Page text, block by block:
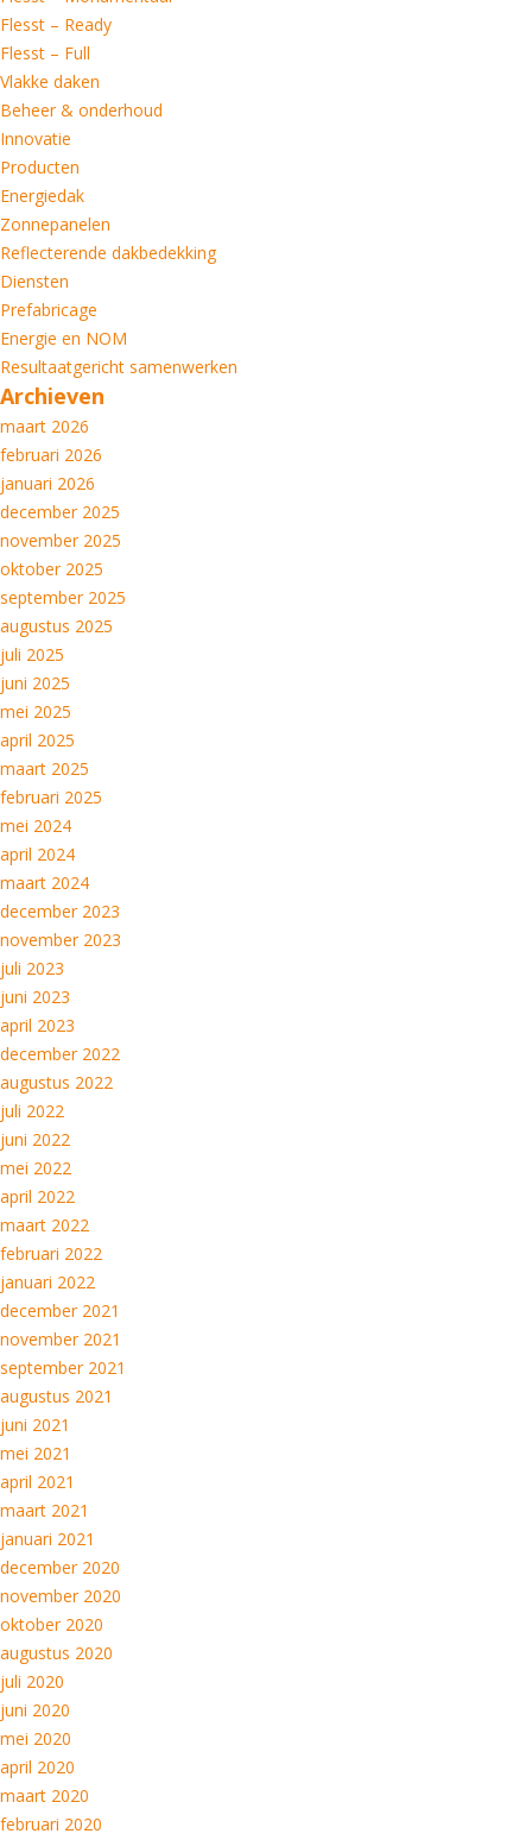
Flesst – Ready
Flesst – Full
Vlakke daken
Beheer & onderhoud
Innovatie
Producten
Energiedak
Zonnepanelen
Reflecterende dakbedekking
Diensten
Prefabricage
Energie en NOM
Resultaatgericht samenwerken
Archieven
maart 2026
februari 2026
januari 2026
december 2025
november 2025
oktober 2025
september 2025
augustus 2025
juli 2025
juni 2025
mei 2025
april 2025
maart 2025
februari 2025
mei 2024
april 2024
maart 2024
december 2023
november 2023
juli 2023
juni 2023
april 2023
december 2022
augustus 2022
juli 2022
juni 2022
mei 2022
april 2022
maart 2022
februari 2022
januari 2022
december 2021
november 2021
september 2021
augustus 2021
juni 2021
mei 2021
april 2021
maart 2021
januari 2021
december 2020
november 2020
oktober 2020
augustus 2020
juli 2020
juni 2020
mei 2020
april 2020
maart 2020
februari 2020